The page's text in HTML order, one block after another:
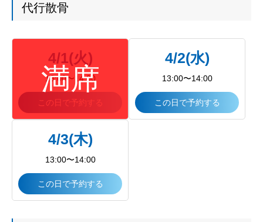
代行散骨
4/1(火)
13:00〜14:00
この日で予約する
4/2(水)
13:00〜14:00
この日で予約する
4/3(木)
13:00〜14:00
この日で予約する